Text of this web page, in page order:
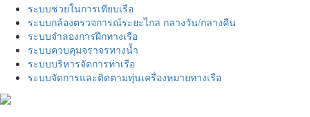
ระบบช่วยในการเทียบเรือ
ระบบกล้องตรวจการณ์ระยะไกล กลางวัน/กลางคืน
ระบบจำลองการฝึกทางเรือ
ระบบควบคุมจราจรทางน้ำ
ระบบบริหารจัดการท่าเรือ
ระบบจัดการและติดตามทุ่นเครื่องหมายทางเรือ